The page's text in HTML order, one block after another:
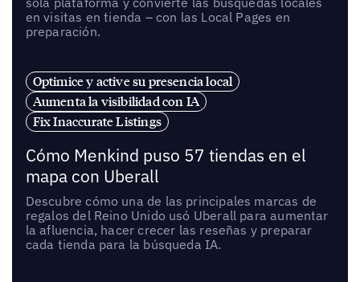
en visitas en tienda – con las Local Pages en
preparación.
Optimice y active su presencia local
Aumenta la visibilidad con IA
Fix Inaccurate Listings
Cómo Menkind puso 57 tiendas en el
mapa con Uberall
Descubre cómo una de las principales marcas de
regalos del Reino Unido usó Uberall para aumentar
la afluencia, hacer crecer las reseñas y preparar
cada tienda para la búsqueda IA.